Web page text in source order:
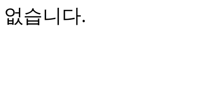
없습니다.